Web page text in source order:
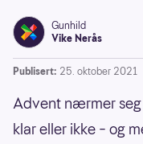
Gunhild
Vike Nerås
Publisert: 25. oktober 2021
Advent nærmer seg
klar eller ikke – og